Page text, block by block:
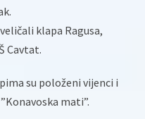
klapa Ragusa,
Cavtat.
su položeni vijenci i
mati”.